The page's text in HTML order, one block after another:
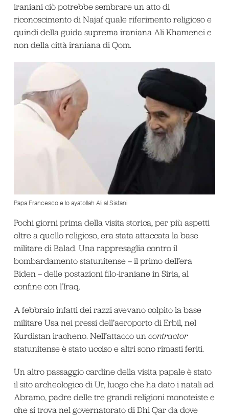
iraniani ciò potrebbe sembrare un atto di
riconoscimento di Najaf quale riferimento religioso e
quindi della guida suprema iraniana Ali Khamenei e
non della città iraniana di Qom.
Papa Francesco e lo ayatollah Ali al Sistani
Pochi giorni prima della visita storica, per più aspetti
oltre a quello religioso, era stata attaccata la base
militare di Balad. Una rappresaglia contro il
bombardamento statunitense – il primo dell’era
Biden – delle postazioni filo-iraniane in Siria, al
confine con l’Iraq.
A febbraio infatti dei razzi avevano colpito la base
militare Usa nei pressi dell’aeroporto di Erbil, nel
Kurdistan iracheno. Nell’attacco un contractor
statunitense è stato ucciso e altri sono rimasti feriti.
Un altro passaggio cardine della visita papale è stato
il sito archeologico di Ur, luogo che ha dato i natali ad
Abramo, padre delle tre grandi religioni monoteiste e
che si trova nel governatorato di Dhi Qar da dove